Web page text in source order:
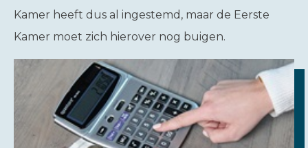
Kamer heeft dus al ingestemd, maar de Eerste
Kamer moet zich hierover nog buigen.